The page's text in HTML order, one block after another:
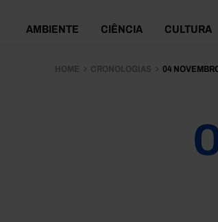
Themes Menu
AMBIENTE CIÊNCIA CULTURA
HOME CRONOLOGIAS 04